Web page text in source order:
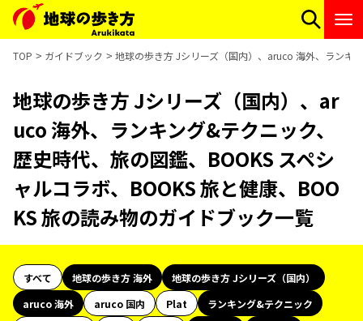
TOP ガイドブック 地球の歩き方 Jシリーズ（国内）、aruco 海外、ランキ
地球の歩き方 Jシリーズ（国内）、ar
uco 海外、ランキング&テクニック、
歴史時代、旅の図鑑、BOOKS スペシ
ャルコラボ、BOOKS 旅と健康、BOO
KS 旅の読み物のガイドブック一覧
すべて 地球の歩き方 海外
地球の歩き方 Jシリーズ（国内）
aruco 海外
aruco 国内 Plat
ランキング&テクニック